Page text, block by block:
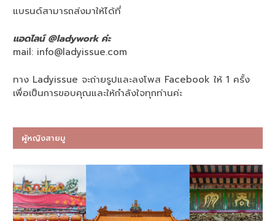
แบรนด์สามารถส่งมาให้ได้ที่
แอดไลน์ @ladywork ค่ะ
mail: info@ladyissue.com
ทาง Ladyissue จะถ่ายรูปและลงโพส Facebook ให้ 1 ครั้ง
เพื่อเป็นการขอบคุณและให้กำลังใจทุกท่านค่ะ
ผู้หญิงสายมู